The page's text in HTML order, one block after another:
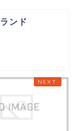
ランド